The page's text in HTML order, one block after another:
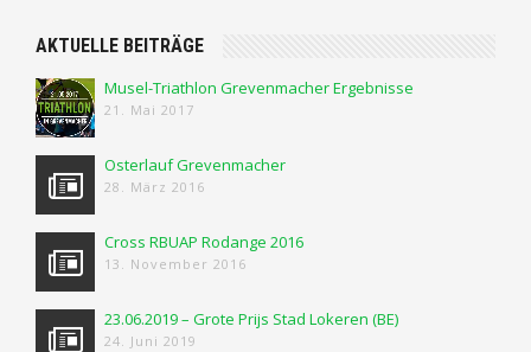
AKTUELLE BEITRÄGE
Musel-Triathlon Grevenmacher Ergebnisse
21. Mai 2017
Osterlauf Grevenmacher
28. März 2016
Cross RBUAP Rodange 2016
13. November 2016
23.06.2019 – Grote Prijs Stad Lokeren (BE)
24. Juni 2019